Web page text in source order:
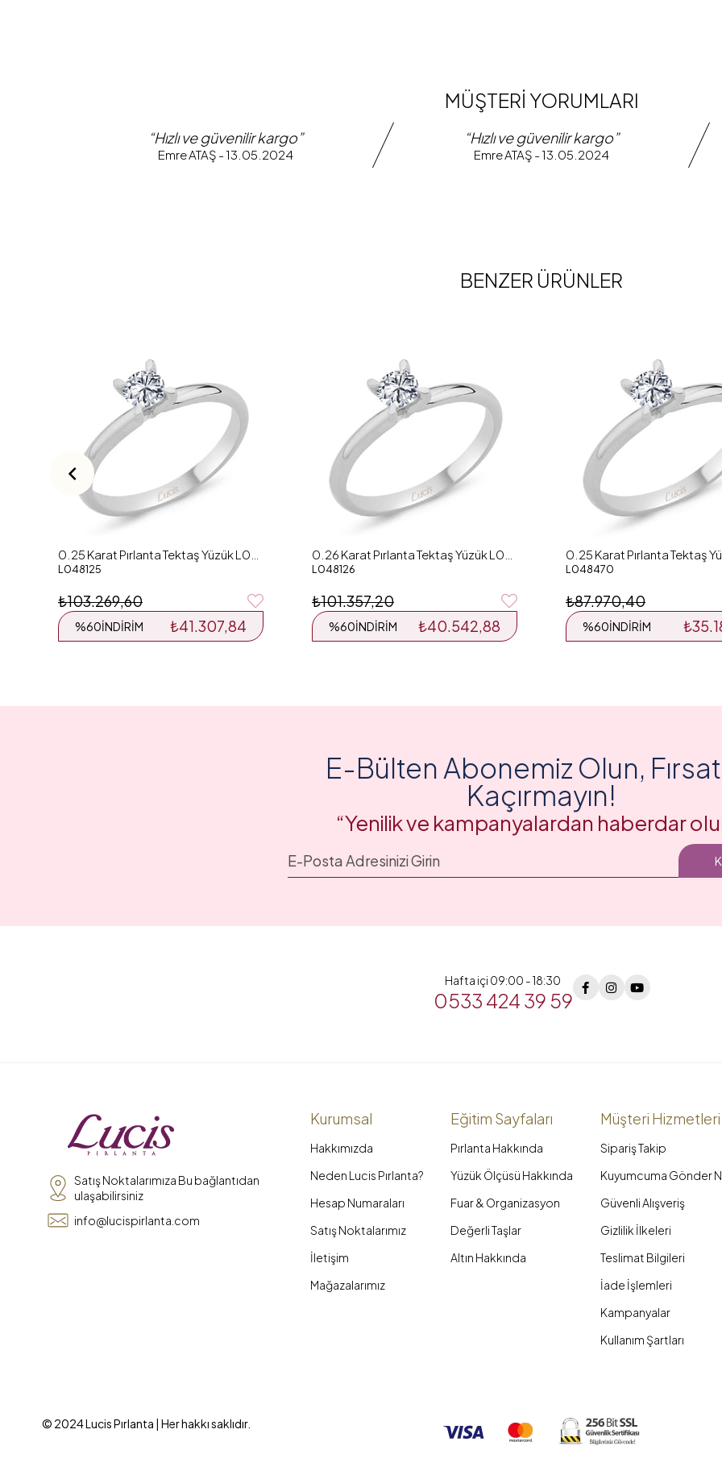
MÜŞTERİ YORUMLARI
“Hızlı ve güvenilir kargo”
Emre ATAŞ - 13.05.2024
“Hızlı ve güvenilir kargo”
Emre ATAŞ - 13.05.2024
BENZER ÜRÜNLER
L048125
₺41.307,84
%60İNDIRIM
₺103.269,60
L048126
₺40.542,88
%60İNDIRIM
₺101.357,20
L048470
%60İNDIRIM
₺87.970,40
E-Bülten Abonemiz Olun,
Kaçırmayın!
“Yenilik ve kampanyalardan haberdar
Hafta içi 09:00 - 18:30
0533 424 39 59
Satış Noktalarımıza Bu bağlantıdan
ulaşabilirsiniz
info@lucispirlanta.com
Kurumsal
Hakkımızda
Neden Lucis Pırlanta?
Hesap Numaraları
Satış Noktalarımız
İletişim
Mağazalarımız
Eğitim Sayfaları
Pırlanta Hakkında
Yüzük Ölçüsü Hakkında
Fuar & Organizasyon
Değerli Taşlar
Altın Hakkında
Müşteri Hizmetleri
Sipariş Takip
Kuyumcuma Gönder
Güvenli Alışveriş
Gizlilik İlkeleri
Teslimat Bilgileri
İade İşlemleri
Kampanyalar
Kullanım Şartları
© 2024 Lucis Pırlanta | Her hakkı saklıdır.